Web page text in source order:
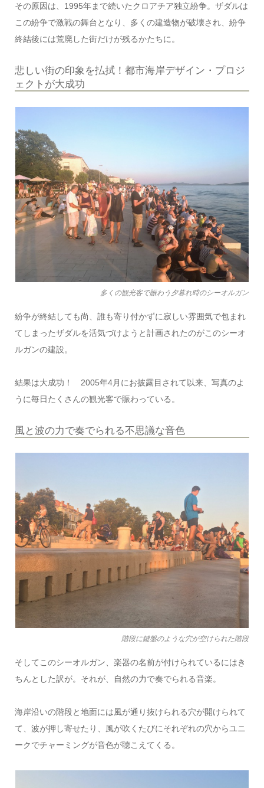
その原因は、1995年まで続いたクロアチア独立紛争。ザダルは
この紛争で激戦の舞台となり、多くの建造物が破壊され、紛争
終結後には荒廃した街だけが残るかたちに。
悲しい街の印象を払拭！都市海岸デザイン・プロジ
ェクトが大成功
多くの観光客で賑わう夕暮れ時のシーオルガン
紛争が終結しても尚、誰も寄り付かずに寂しい雰囲気で包まれ
てしまったザダルを活気づけようと計画されたのがこのシーオ
ルガンの建設。
結果は大成功！ 2005年4月にお披露目されて以来、写真のよ
うに毎日たくさんの観光客で賑わっている。
風と波の力で奏でられる不思議な音色
階段に鍵盤のような穴が空けられた階段
そしてこのシーオルガン、楽器の名前が付けられているにはき
ちんとした訳が。それが、自然の力で奏でられる音楽。
海岸沿いの階段と地面には風が通り抜けられる穴が開けられて
て、波が押し寄せたり、風が吹くたびにそれぞれの穴からユニ
ークでチャーミングが音色が聴こえてくる。